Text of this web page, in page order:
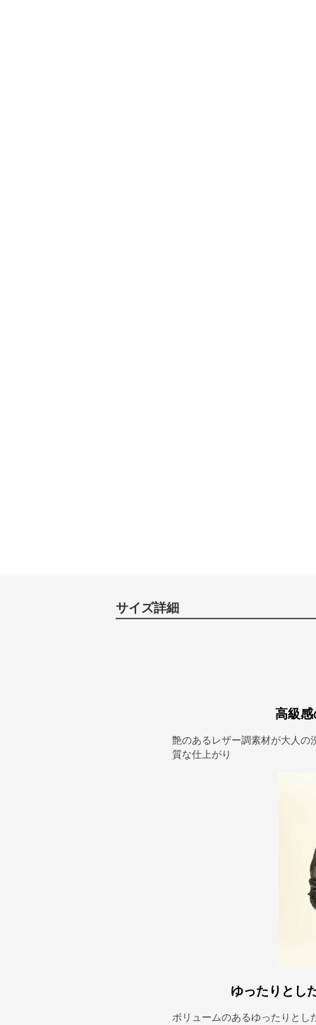
サイズ詳細
高級
艶のあるレザー調素材が大人の
質な仕上がり
ゆったりとし
ボリュームのあるゆったりとし